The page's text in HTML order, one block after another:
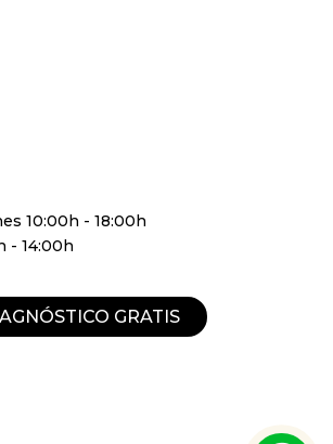
10:00h - 18:00h
- 14:00h
GRATIS